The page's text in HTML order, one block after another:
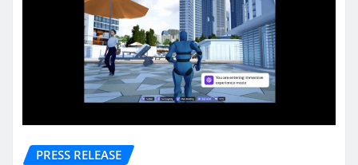
PRESS RELEASE